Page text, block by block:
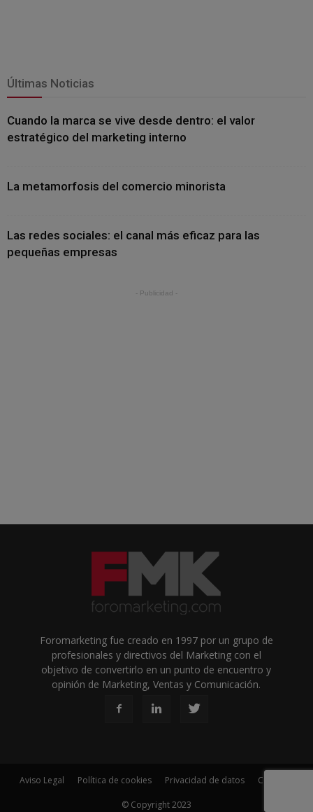
Últimas Noticias
Cuando la marca se vive desde dentro: el valor
estratégico del marketing interno
La metamorfosis del comercio minorista
Las redes sociales: el canal más eficaz para las
pequeñas empresas
- Publicidad -
Foromarketing fue creado en 1997 por un grupo de
profesionales y directivos del Marketing con el
objetivo de convertirlo en un punto de encuentro y
opinión de Marketing, Ventas y Comunicación.
Aviso Legal Política de cookies Privacidad de datos Contacto
© Copyright 2023